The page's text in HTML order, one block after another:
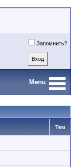
Запомнить?
Menu
Тем